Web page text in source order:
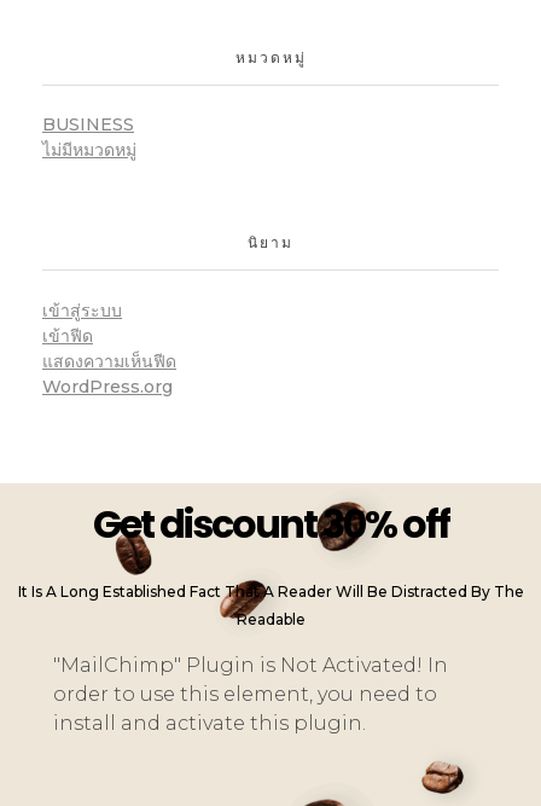
หมวดหมู่
BUSINESS
ไม่มีหมวดหมู่
นิยาม
เข้าสู่ระบบ
เข้าฟีด
แสดงความเห็นฟีด
WordPress.org
Get discount 30% off
It Is A Long Established Fact That A Reader Will Be Distracted By The
Readable
"MailChimp" Plugin is Not Activated! In
order to use this element, you need to
install and activate this plugin.